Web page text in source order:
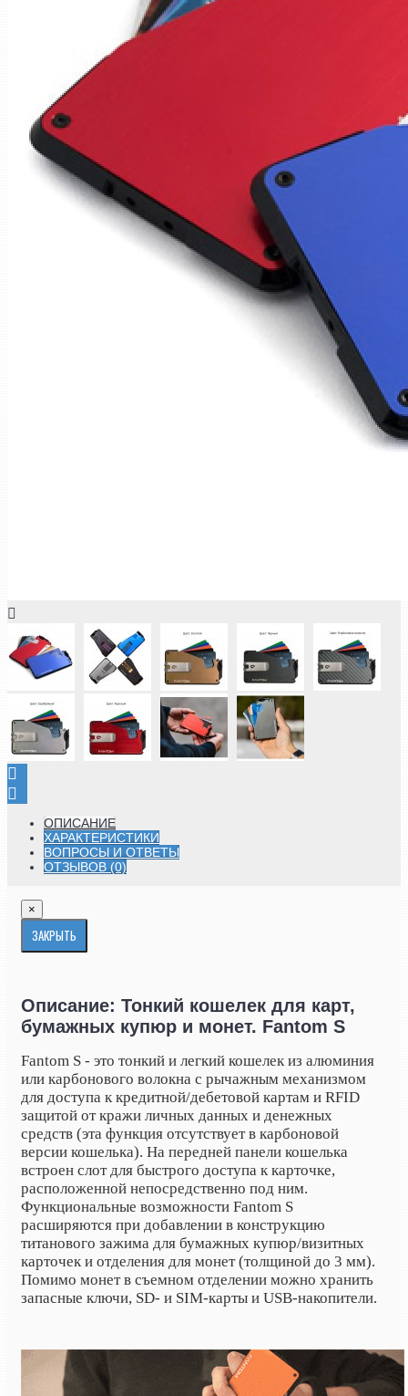
ОПИСАНИЕ
ХАРАКТЕРИСТИКИ
ВОПРОСЫ И ОТВЕТЫ
ОТЗЫВОВ (0)
×
ЗАКРЫТЬ
Описание: Тонкий кошелек для карт,
бумажных купюр и монет. Fantom S
Fantom S - это тонкий и легкий кошелек из алюминия
или карбонового волокна с рычажным механизмом
для доступа к кредитной/дебетовой картам и RFID
защитой от кражи личных данных и денежных
средств (эта функция отсутствует в карбоновой
версии кошелька). На передней панели кошелька
встроен слот для быстрого доступа к карточке,
расположенной непосредственно под ним.
Функциональные возможности Fantom S
расширяются при добавлении в конструкцию
титанового зажима для бумажных купюр/визитных
карточек и отделения для монет (толщиной до 3 мм).
Помимо монет в съемном отделении можно хранить
запасные ключи, SD- и SIM-карты и USB-накопители.